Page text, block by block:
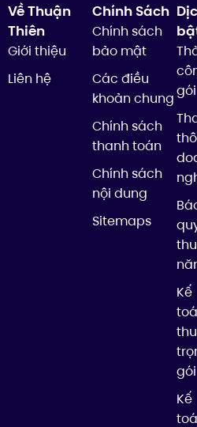
Về Thuận
Thiên
Giới thiệu
Liên hệ
Chính Sách
Chính sách
bảo mật
Các điều
khoản chung
Chính sách
thanh toán
Chính sách
nội dung
Sitemaps
gói
Kế
gói
Kế